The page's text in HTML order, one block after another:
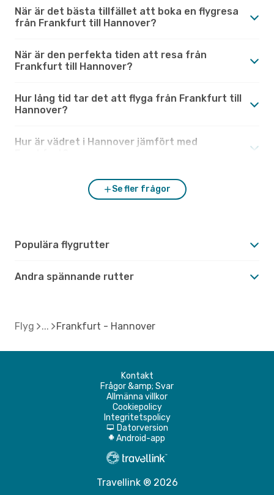
När är det bästa tillfället att boka en flygresa
från Frankfurt till Hannover?
När är den perfekta tiden att resa från
Frankfurt till Hannover?
Hur lång tid tar det att flyga från Frankfurt till
Hannover?
Hur är vädret i Hannover jämfört med
Se fler frågor
Populära flygrutter
Andra spännande rutter
Flyg Frankfurt - Hannover
Kontakt
Frågor &amp; Svar
Allmänna villkor
Cookiepolicy
Integritetspolicy
d Datorversion
A Android-app
Travellink ® 2026